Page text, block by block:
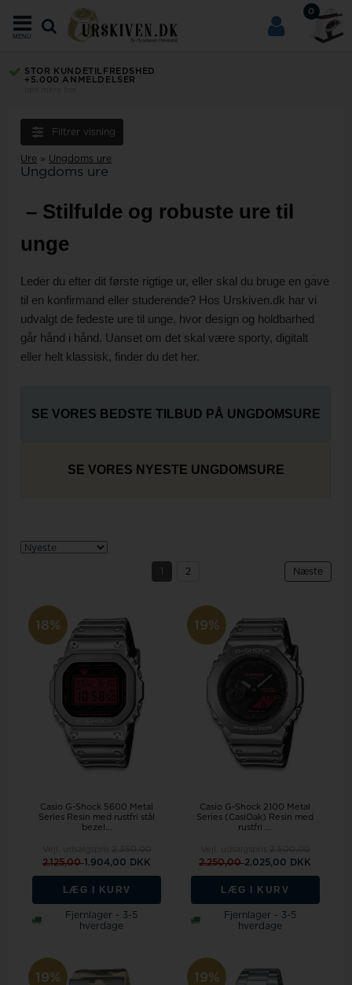
0
MENU
STOR KUNDETILFREDSHED
+5.000 ANMELDELSER
Filtrer visning
Ure » Ungdoms ure
Ungdoms ure
– Stilfulde og robuste ure til
unge
Leder du efter dit første rigtige ur, eller skal du bruge en gave
til en konfirmand eller studerende? Hos Urskiven.dk har vi
udvalgt de fedeste ure til unge, hvor design og holdbarhed
går hånd i hånd. Uanset om det skal være sporty, digitalt
eller helt klassisk, finder du det her.
SE VORES BEDSTE TILBUD PÅ UNGDOMSURE
SE VORES NYESTE UNGDOMSURE
2 Næste
18%
Casio G-Shock 5600 Metal
Series Resin med rustfri stål
bezel...
2.125,001.904,00 DKK
LÆG I KURV
Fjernlager - 3-5
hverdage
19%
Casio G-Shock 2100 Metal
Series (CasiOak) Resin med
rustfri ...
2.250,002.025,00 DKK
LÆG I KURV
Fjernlager - 3-5
hverdage
19% 19%